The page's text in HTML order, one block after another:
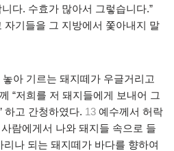
다. 수효가 많아서 그렇습니다.”
자기들을 그 지방에서 쫓아내지 말
아 기르는 돼지떼가 우글거리고
“저희를 저 돼지들에게 보내어 그
하고 간청하였다. 13 예수께서 허락
람에게서 나와 돼지들 속으로 들
나 되는 돼지떼가 바다를 향하여